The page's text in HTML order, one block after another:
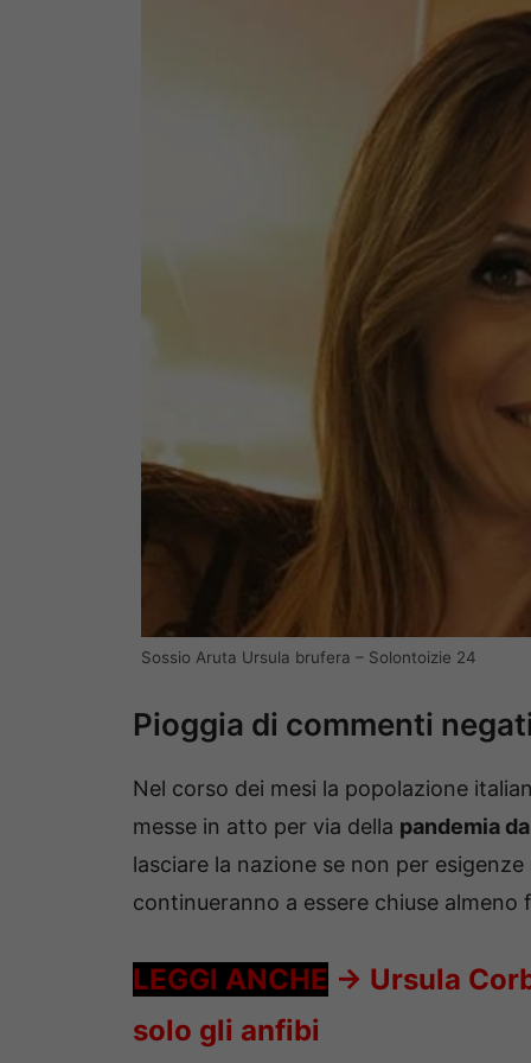
Sossio Aruta Ursula brufera – Solontoizie 24
Pioggia di commenti
Nel corso dei mesi la popolazione
messe in atto per via della pandemia
lasciare la nazione se non per
continueranno a essere chiuse almeno
LEGGI ANCHE -> Ursula
solo gli anfibi